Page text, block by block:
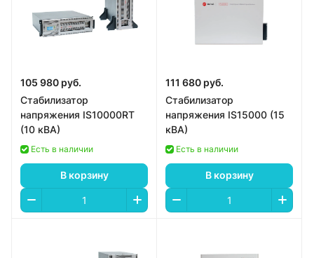
105 980 руб.
Стабилизатор
напряжения IS10000RT
(10 кВА)
Есть в наличии
В корзину
111 680 руб.
Стабилизатор
напряжения IS15000 (15
кВА)
Есть в наличии
В корзину